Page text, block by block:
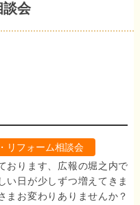
談会
リフォーム相談会
おります、広報の堀之内で
い日が少しずつ増えてきま
まお変わりありませんか？